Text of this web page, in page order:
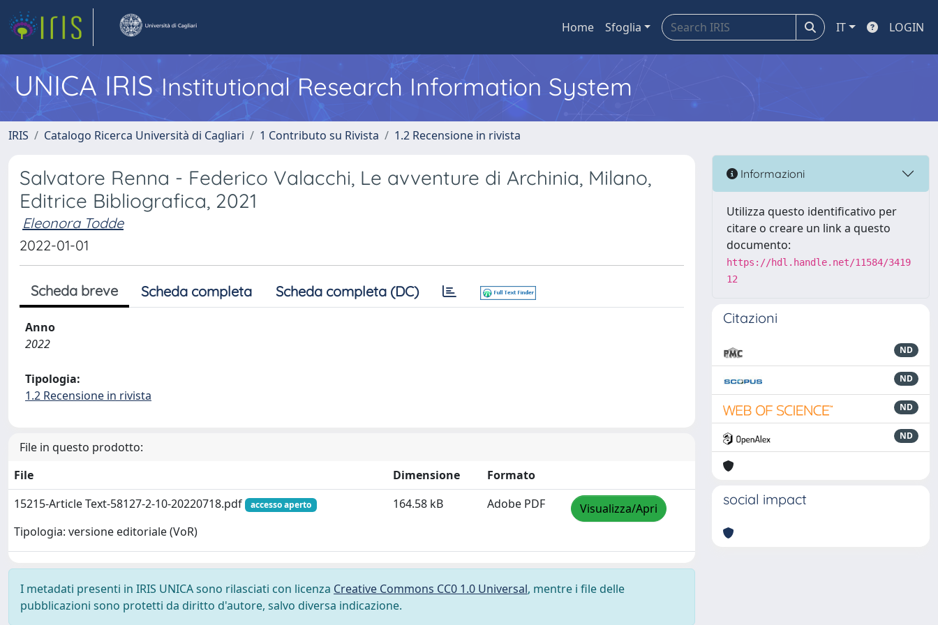
Home Sfoglia IT LOGIN
UNICA IRISInstitutional Research Information System
IRIS Catalogo Ricerca Università di Cagliari 1 Contributo su Rivista 1.2 Recensione in rivista
Salvatore Renna - Federico Valacchi, Le avventure di Archinia, Milano,
Editrice Bibliografica, 2021
Eleonora Todde
2022-01-01
Scheda breve Scheda completa Scheda completa (DC)
Anno
2022
Tipologia:
1.2 Recensione in rivista
File in questo prodotto:
File
Dimensione
Formato
15215-Article Text-58127-2-10-20220718.pdf
accesso aperto
Tipologia: versione editoriale (VoR)
164.58 kB Adobe PDF Visualizza/Apri
I metadati presenti in IRIS UNICA sono rilasciati con licenza Creative Commons CC0 1.0 Universal, mentre i file delle
pubblicazioni sono protetti da diritto d'autore, salvo diversa indicazione.
Informazioni
Utilizza questo identificativo per
citare o creare un link a questo
documento:
https://hdl.handle.net/11584/3419
12
Citazioni
ND
ND
ND
ND
social impact